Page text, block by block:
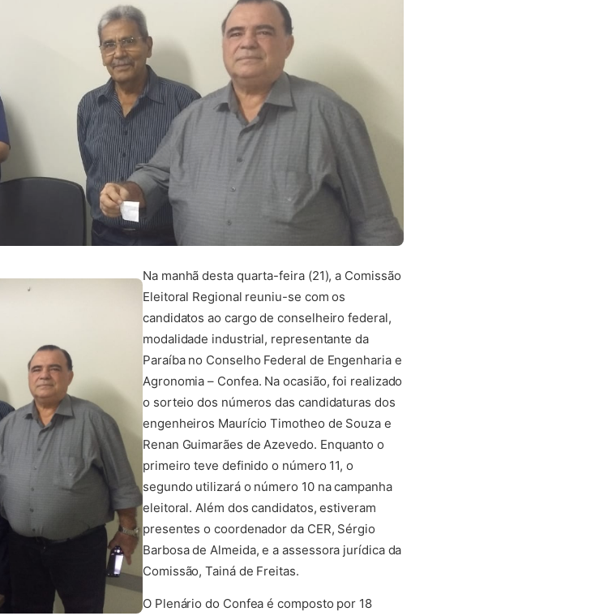
Na manhã desta quarta-feira (21), a Comissão
Eleitoral Regional reuniu-se com os
candidatos ao cargo de conselheiro federal,
modalidade industrial, representante da
Paraíba no Conselho Federal de Engenharia e
Agronomia – Confea. Na ocasião, foi realizado
o sorteio dos números das candidaturas dos
engenheiros Maurício Timotheo de Souza e
Renan Guimarães de Azevedo. Enquanto o
primeiro teve definido o número 11, o
segundo utilizará o número 10 na campanha
eleitoral. Além dos candidatos, estiveram
presentes o coordenador da CER, Sérgio
Barbosa de Almeida, e a assessora jurídica da
Comissão, Tainá de Freitas.
O Plenário do Confea é composto por 18